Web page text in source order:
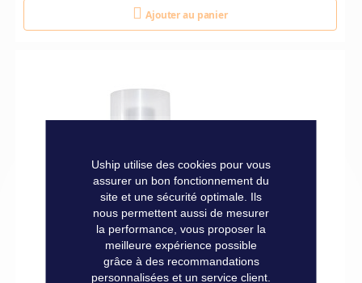
Ajouter au panier
Uship utilise des cookies pour vous
assurer un bon fonctionnement du
site et une sécurité optimale. Ils
nous permettent aussi de mesurer
la performance, vous proposer la
meilleure expérience possible
grâce à des recommandations
personnalisées et un service client.